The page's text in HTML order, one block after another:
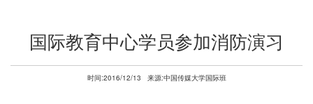
国际教育中心学员参加消防演习
时间:2016/12/13 来源:中国传媒大学国际班